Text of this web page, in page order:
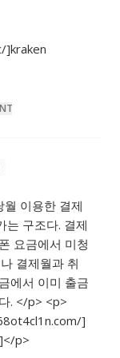
]kraken
이용한 결제
는 구조다. 결제
요금에서 미청
결제월과 취
에서 이미 출금
. </p> <p>
]
p>